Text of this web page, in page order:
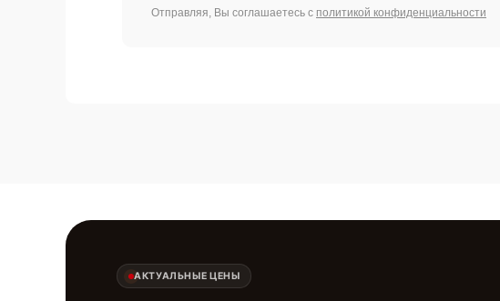
Отправляя, Вы соглашаетесь с политикой конфиденциальности
АКТУАЛЬНЫЕ ЦЕНЫ